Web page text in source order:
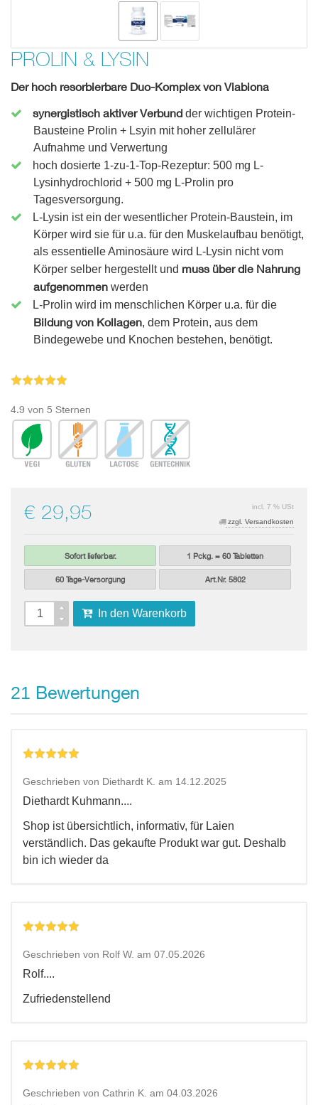
PROLIN & LYSIN
Der hoch resorbierbare Duo-Komplex von Viabiona
synergistisch aktiver Verbund der wichtigen Protein-
Bausteine Prolin + Lsyin mit hoher zellulärer
Aufnahme und Verwertung
hoch dosierte 1-zu-1-Top-Rezeptur: 500 mg L-
Lysinhydrochlorid + 500 mg L-Prolin pro
Tagesversorgung.
L-Lysin ist ein der wesentlicher Protein-Baustein, im
Körper wird sie für u.a. für den Muskelaufbau benötigt,
als essentielle Aminosäure wird L-Lysin nicht vom
Körper selber hergestellt und muss über die Nahrung
aufgenommen werden
L-Prolin wird im menschlichen Körper u.a. für die
Bildung von Kollagen, dem Protein, aus dem
Bindegewebe und Knochen bestehen, benötigt.
4.9 von 5 Sternen
incl. 7 % USt
zzgl. Versandkosten
€ 29,95
Sofort lieferbar. 1 Pckg. = 60 Tabletten
60 Tage-Versorgung Art.Nr. 5802
In den Warenkorb
21 Bewertungen
Geschrieben von Diethardt K. am 14.12.2025
Diethardt Kuhmann....
Shop ist übersichtlich, informativ, für Laien
verständlich. Das gekaufte Produkt war gut. Deshalb
bin ich wieder da
Geschrieben von Rolf W. am 07.05.2026
Rolf....
Zufriedenstellend
Geschrieben von Cathrin K. am 04.03.2026